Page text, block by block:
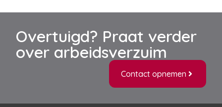
Overtuigd? Praat verder
over arbeidsverzuim
Contact opnemen